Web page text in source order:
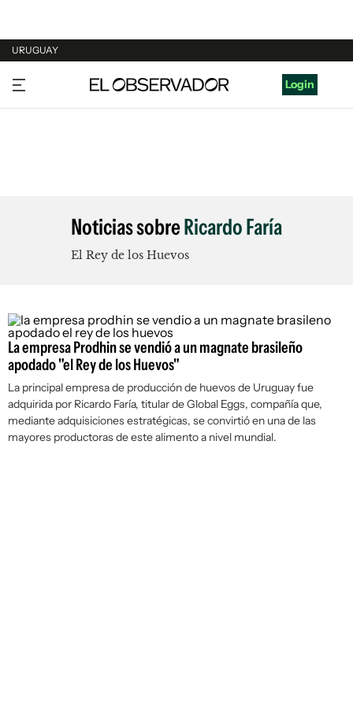
URUGUAY
URUGUAY
ARGENTINA
Login
Noticias sobreRicardo Faría
El Rey de los Huevos
La empresa Prodhin se vendió a un magnate brasileño
apodado "el Rey de los Huevos"
La principal empresa de producción de huevos de Uruguay fue
adquirida por Ricardo Faría, titular de Global Eggs, compañía que,
mediante adquisiciones estratégicas, se convirtió en una de las
mayores productoras de este alimento a nivel mundial.